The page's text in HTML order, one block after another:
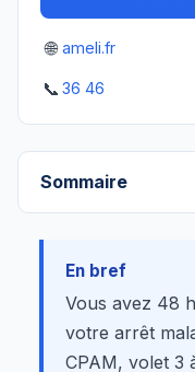
🌐 ameli.fr
📞 36 46
Sommaire
En bref
Vous avez 48
votre arrêt
CPAM, volet 3